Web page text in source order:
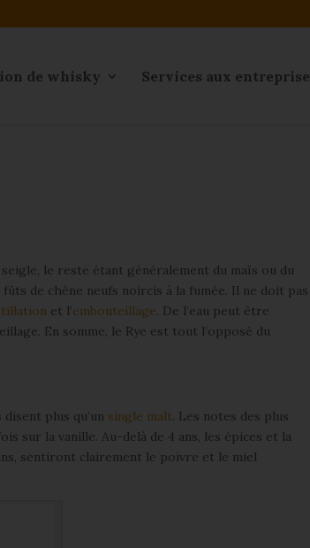
de whisky Services aux entreprise
le reste étant généralement du maïs ou du
de chêne neufs noircis à la fumée. Il ne doit pas
et l’embouteillage. De l’eau peut être
En somme, le Rye est tout l’opposé du
plus qu’un single malt. Les notes des plus
sur la vanille. Au-delà de 4 ans, les épices et la
sentiront clairement le poivre et le miel